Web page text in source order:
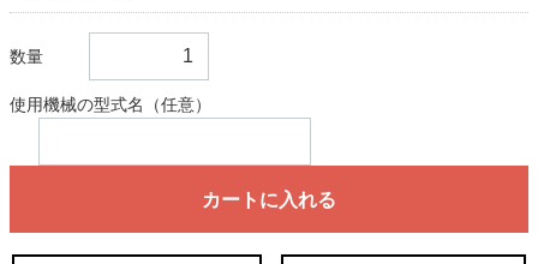
数量
使用機械の型式名（任意）
カートに入れる